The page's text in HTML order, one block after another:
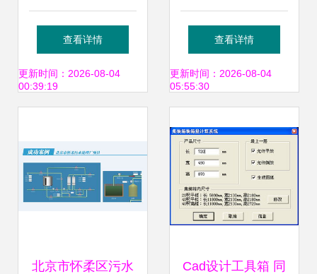
新零售浪潮下的角
色再定义与风险重
查看详情
更新时间：2026-08-04
00:39:19
制」新范式 解读
OEM买断式销售代
值与实践逻辑
查看详情
更新时间：2026-08-04
05:55:30
北京市怀柔区污水 Cad设计工具箱 同